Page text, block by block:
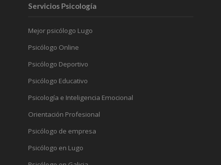
Servicios Psicología
Mejor psicólogo Lugo
Psicólogo Online
Psicólogo Deportivo
Psicólogo Educativo
Psicología e Inteligencia Emocional
Orientación Profesional
Psicólogo de empresa
Psicólogo en Lugo